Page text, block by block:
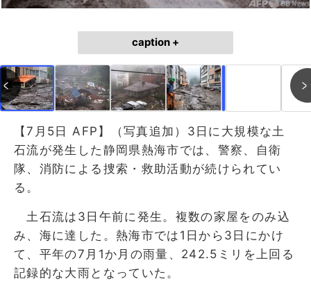
caption +
成中 画像作成中
【7月5日 AFP】（写真追加）3日に大規模な土
石流が発生した静岡県熱海市では、警察、自衛
隊、消防による捜索・救助活動が続けられてい
る。
土石流は3日午前に発生。複数の家屋をのみ込
み、海に達した。熱海市では1日から3日にかけ
て、平年の7月1か月の雨量、242.5ミリを上回る
記録的な大雨となっていた。